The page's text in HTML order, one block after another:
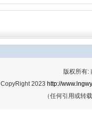
版权所有:
CopyRight 2023 http://
（任何引用或转